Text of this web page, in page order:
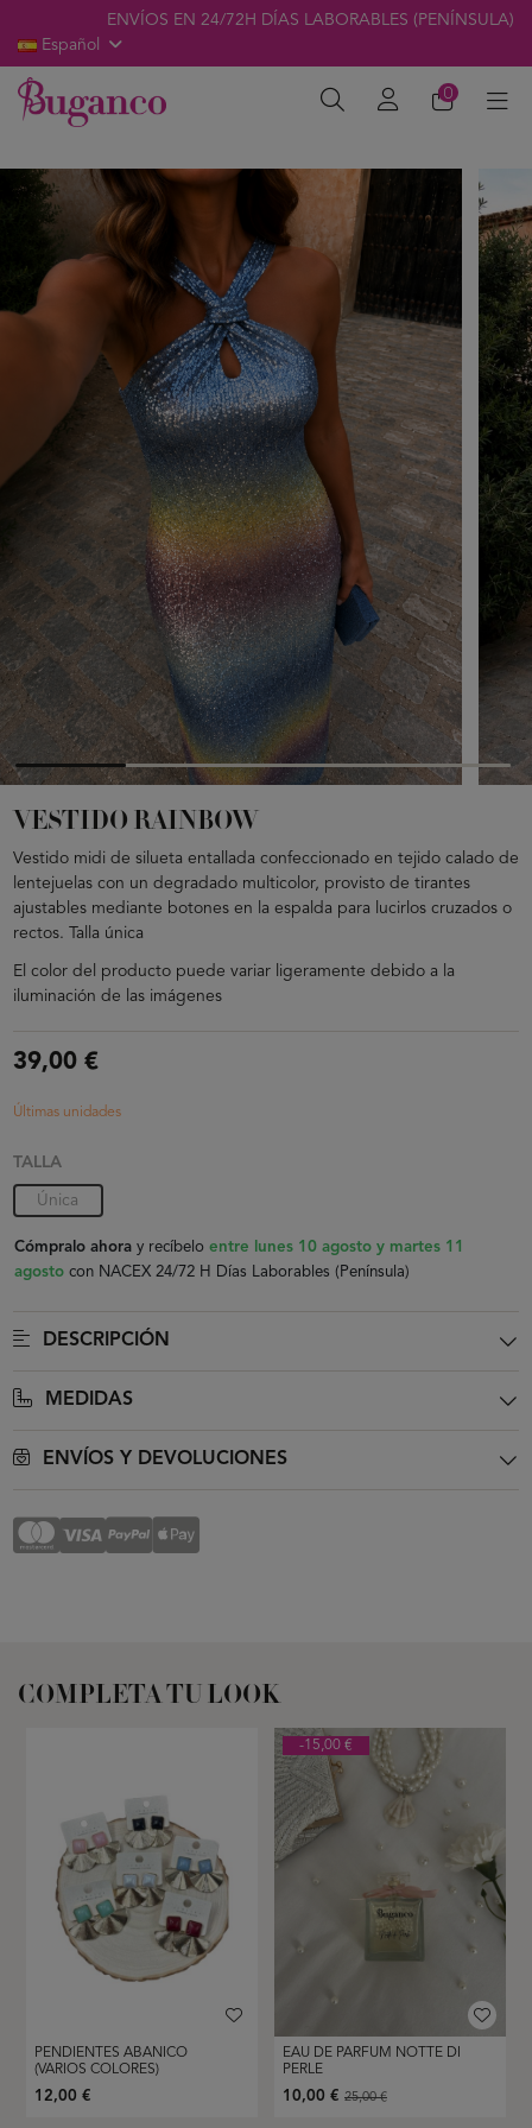
ENVÍOS EN 24/72H DÍAS LABORABLES (PENÍNSULA)
Español
0
VESTIDO RAINBOW
Vestido midi de silueta entallada confeccionado en tejido calado de
lentejuelas con un degradado multicolor, provisto de tirantes
ajustables mediante botones en la espalda para lucirlos cruzados o
rectos. Talla única
El color del producto puede variar ligeramente debido a la
iluminación de las imágenes
39,00 €
Últimas unidades
TALLA
Única
Cómpralo ahoray recíbelo entre lunes 10 agosto y martes 11
agosto con NACEX 24/72 H Días Laborables (Península)
DESCRIPCIÓN
MEDIDAS
ENVÍOS Y DEVOLUCIONES
COMPLETA TU LOOK
PENDIENTES ABANICO
(VARIOS COLORES)
12,00 €
-15,00 €
EAU DE PARFUM NOTTE DI
PERLE
10,00 € 25,00 €